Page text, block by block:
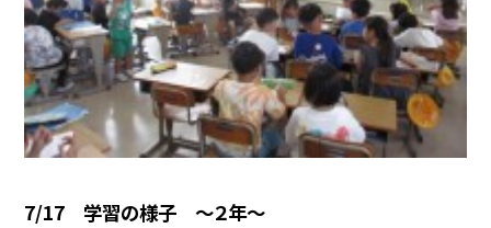
7/17 学習の様子 ～２年～